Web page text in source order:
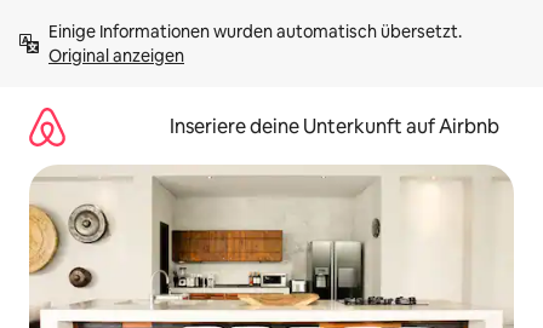
Inhalten
springenOriginal anzeigen
Inseriere deine Unterkunft auf Airbnb